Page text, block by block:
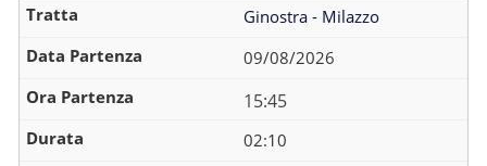
Ginostra - Milazzo
09/08/2026
15:45
02:10